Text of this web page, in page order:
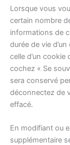
Lorsque vous
certain nombre
informations de
durée de vie
celle d’un cookie
cochez « Se
sera conservé
déconnectez de
effacé.
En modifiant ou
supplémentaire